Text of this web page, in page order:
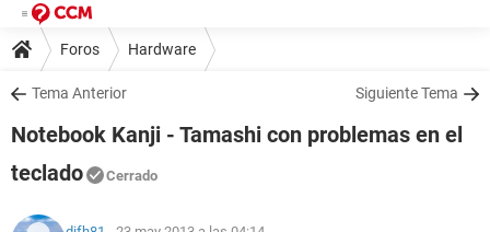
Foros Hardware
Tema Anterior Siguiente Tema
Notebook Kanji - Tamashi con problemas en el
teclado
Cerrado